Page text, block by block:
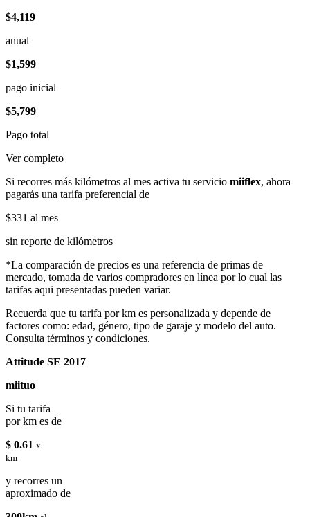
$4,119
anual
$1,599
pago inicial
$5,799
Pago total
Ver completo
Si recorres más kilómetros al mes activa tu servicio miiflex, ahora
pagarás una tarifa preferencial de
$331 al mes
sin reporte de kilómetros
*La comparación de precios es una referencia de primas de
mercado, tomada de varios compradores en línea por lo cual las
tarifas aqui presentadas pueden variar.
Recuerda que tu tarifa por km es personalizada y depende de
factores como: edad, género, tipo de garaje y modelo del auto.
Consulta términos y condiciones.
Attitude SE 2017
miituo
Si tu tarifa
por km es de
$ 0.61 x
km
y recorres un
aproximado de